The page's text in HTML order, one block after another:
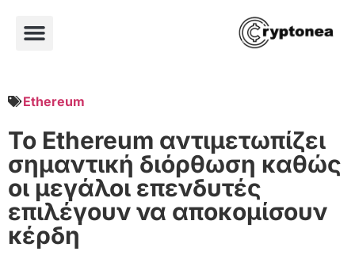
Ethereum
Το Ethereum αντιμετωπίζει
σημαντική διόρθωση καθώς
οι μεγάλοι επενδυτές
επιλέγουν να αποκομίσουν
κέρδη